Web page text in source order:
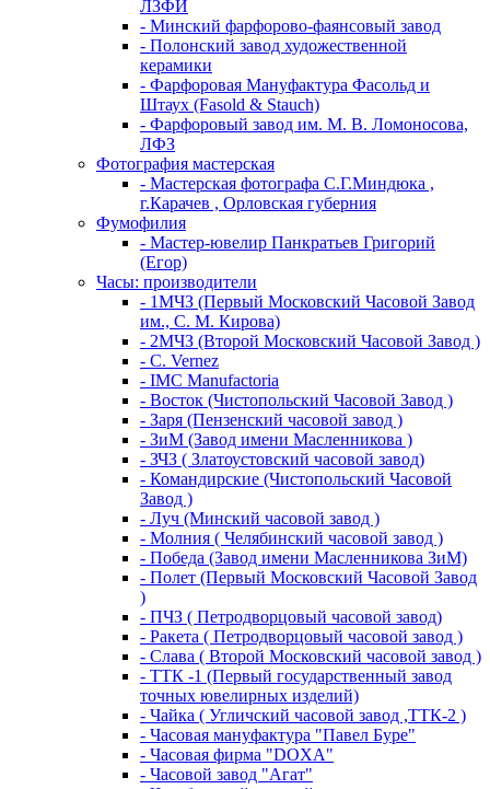
ЛЗФИ
- Минский фарфорово-фаянсовый завод
- Полонский завод художественной
керамики
- Фарфоровая Мануфактура Фасольд и
Штаух (Fasold & Stauch)
- Фарфоровый завод им. М. В. Ломоносова,
ЛФЗ
Фотография мастерская
- Мастерская фотографа С.Г.Миндюка ,
г.Карачев , Орловская губерния
Фумофилия
- Мастер-ювелир Панкратьев Григорий
(Егор)
Часы: производители
- 1МЧЗ (Первый Московский Часовой Завод
им., С. М. Кирова)
- 2МЧЗ (Второй Московский Часовой Завод )
- C. Vernez
- IMC Manufactoria
- Восток (Чистопольский Часовой Завод )
- Заря (Пензенский часовой завод )
- ЗиМ (Завод имени Масленникова )
- ЗЧЗ ( Златоустовский часовой завод)
- Командирские (Чистопольский Часовой
Завод )
- Луч (Минский часовой завод )
- Молния ( Челябинский часовой завод )
- Победа (Завод имени Масленникова ЗиМ)
- Полет (Первый Московский Часовой Завод
)
- ПЧЗ ( Петродворцовый часовой завод)
- Ракета ( Петродворцовый часовой завод )
- Слава ( Второй Московский часовой завод )
- ТТК -1 (Первый государственный завод
точных ювелирных изделий)
- Чайка ( Угличский часовой завод ,ТТК-2 )
- Часовая мануфактура "Павел Буре"
- Часовая фирма "DOXA"
- Часовой завод "Агат"